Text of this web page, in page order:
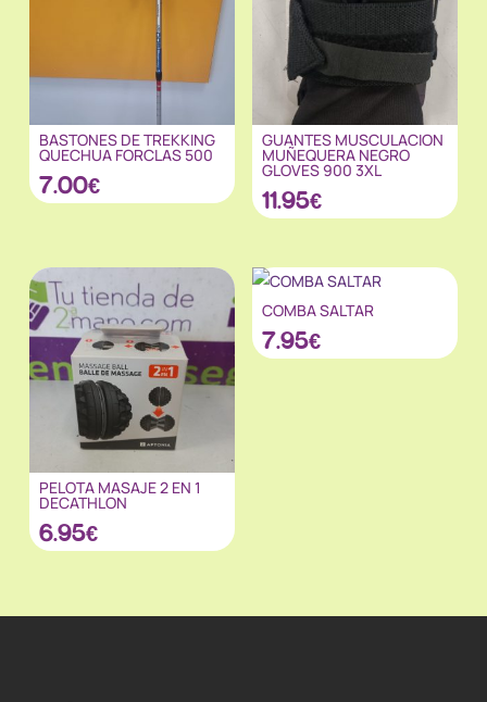
BASTONES DE TREKKING
QUECHUA FORCLAS 500
7.00€
GUANTES MUSCULACION
MUÑEQUERA NEGRO
GLOVES 900 3XL
11.95€
PELOTA MASAJE 2 EN 1
DECATHLON
6.95€
COMBA SALTAR
7.95€